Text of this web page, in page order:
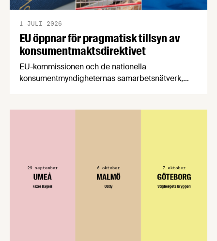
EU öppnar för pragmatisk tillsyn av
konsumentmaktsdirektivet
1 JULI 2026
EU-kommissionen och de nationella
konsumentmyndigheternas samarbetsnätverk,
konsumentmaktsdirektivet. Livsmedelsföretagen